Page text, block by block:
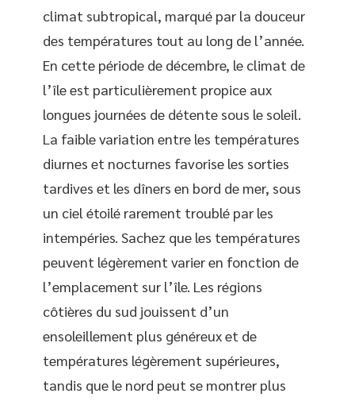
climat subtropical, marqué par la douceur
des températures tout au long de l’année.
En cette période de décembre, le climat de
l’île est particulièrement propice aux
longues journées de détente sous le soleil.
La faible variation entre les températures
diurnes et nocturnes favorise les sorties
tardives et les dîners en bord de mer, sous
un ciel étoilé rarement troublé par les
intempéries. Sachez que les températures
peuvent légèrement varier en fonction de
l’emplacement sur l’île. Les régions
côtières du sud jouissent d’un
ensoleillement plus généreux et de
températures légèrement supérieures,
tandis que le nord peut se montrer plus